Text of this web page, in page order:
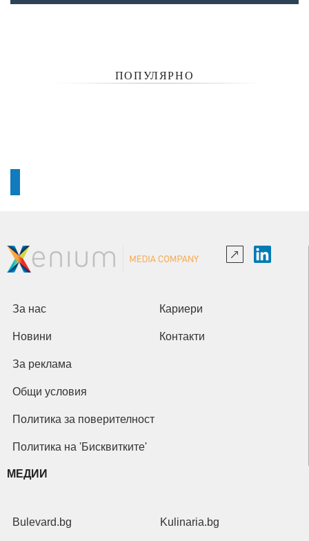
ПОПУЛЯРНО
За нас Кариери
Новини Контакти
За реклама
Общи условия
Политика за поверителност
Политика на 'Бисквитките'
МЕДИИ
Bulevard.bg Kulinaria.bg